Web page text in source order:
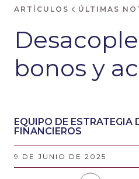
ARTÍCULOS ÚLTIMAS
bonos y
EQUIPO DE ESTRATEGIA
FINANCIEROS
9 DE JUNIO DE 2025